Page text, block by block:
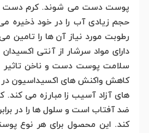
پوست دست می شوند. کرم دست و
حجم زیادی آب را در خود ذخیره
رطوبت مورد نیاز آن ها را
دارای مواد سرشار از آنتی
سلامت پوست دست و ناخن تاثیر
کاهش واکنش های اکسیداسیون در
های آزاد آسیب زا مبارزه می
ضد آفتاب است و سلول ها را در
کند. این محصول برای هر نوع